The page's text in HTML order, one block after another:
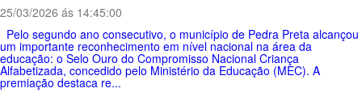
25/03/2026 ás 14:45:00
Pelo segundo ano consecutivo, o município de Pedra Preta alcançou
um importante reconhecimento em nível nacional na área da
educação: o Selo Ouro do Compromisso Nacional Criança
Alfabetizada, concedido pelo Ministério da Educação (MEC). A
premiação destaca re...